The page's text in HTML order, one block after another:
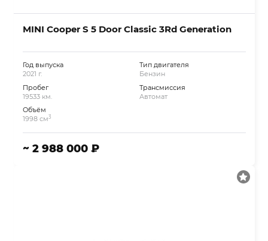
MINI Cooper S 5 Door Classic 3Rd Generation
Год выпуска
2021 г.
Пробег
19533 км.
Объём
1998 см3
Тип двигателя
Бензин
Трансмиссия
Автомат
~ 2 988 000 ₽